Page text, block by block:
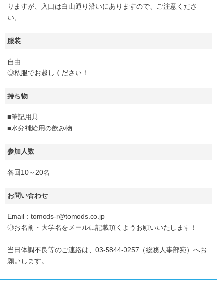
りますが、入口は白山通り沿いにありますので、ご注意くださ
い。
服装
自由
◎私服でお越しください！
持ち物
■筆記用具
■水分補給用の飲み物
参加人数
各回10～20名
お問い合わせ
Email：tomods-r@tomods.co.jp
◎お名前・大学名をメールに記載頂くようお願いいたします！
当日体調不良等のご連絡は、03-5844-0257（総務人事部宛）へお
願いします。